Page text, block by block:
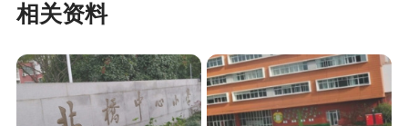
相关资料